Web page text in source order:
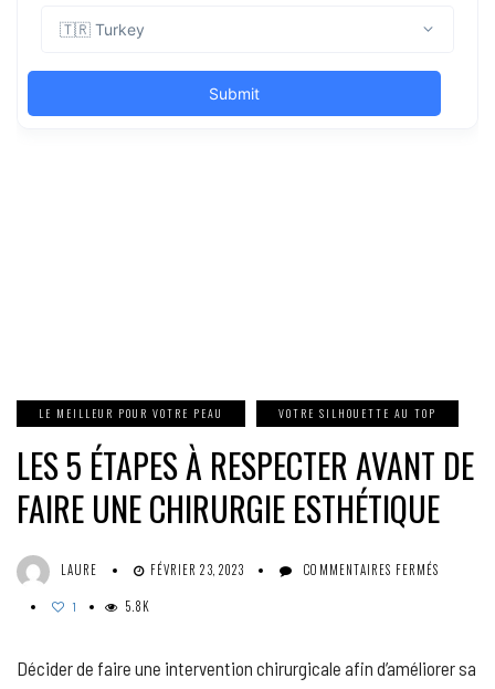
LE MEILLEUR POUR VOTRE PEAU VOTRE SILHOUETTE AU TOP
LES 5 ÉTAPES À RESPECTER AVANT DE
FAIRE UNE CHIRURGIE ESTHÉTIQUE
LAURE FÉVRIER 23, 2023 COMMENTAIRES FERMÉS
1 5.8K
Décider de faire une intervention chirurgicale afin d’améliorer sa